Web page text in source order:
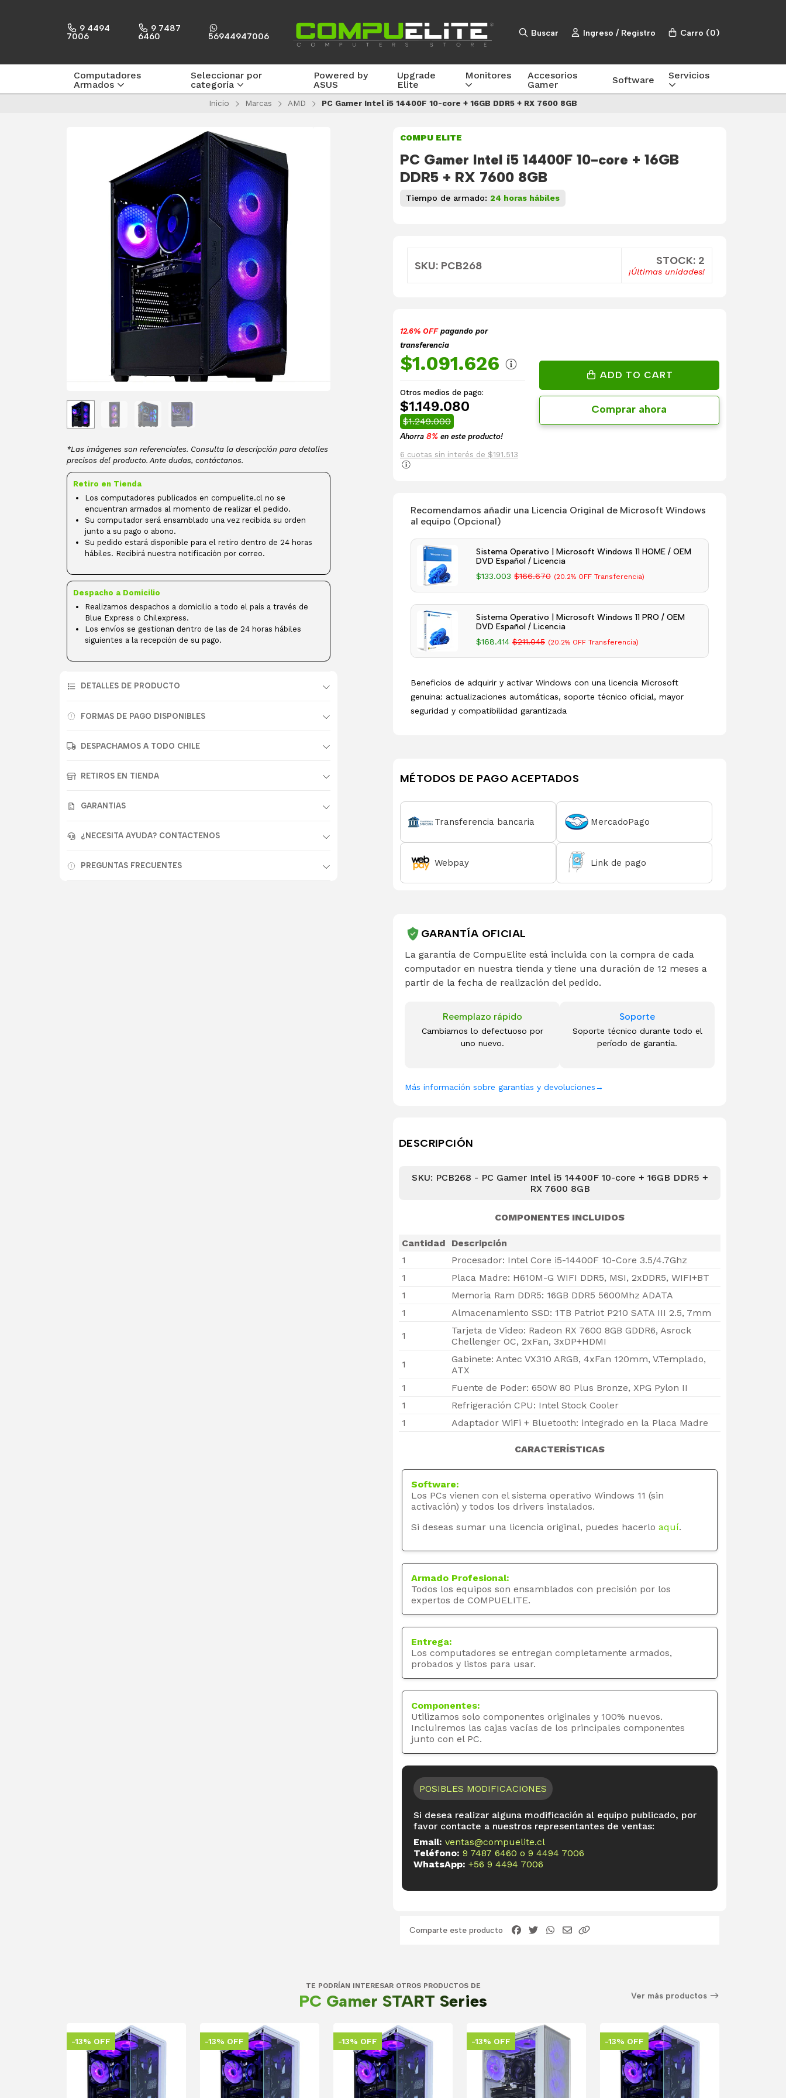
9 4494
7006
9 7487
6460 56944947006 Buscar Ingreso / Registro Carro (0)
Computadores
Armados
Seleccionar por
categoría
Powered by
ASUS
Upgrade
Elite
Monitores
Accesorios
Gamer
Software Servicios
Inicio Marcas AMD PC Gamer Intel i5 14400F 10-core + 16GB DDR5 + RX 7600 8GB
*Las imágenes son referenciales. Consulta la descripción para detalles
precisos del producto. Ante dudas, contáctanos.
Retiro en Tienda
Los computadores publicados en compuelite.cl no se
encuentran armados al momento de realizar el pedido.
Su computador será ensamblado una vez recibida su orden
junto a su pago o abono.
Su pedido estará disponible para el retiro dentro de 24 horas
hábiles. Recibirá nuestra notificación por correo.
Despacho a Domicilio
Realizamos despachos a domicilio a todo el país a través de
Blue Express o Chilexpress.
Los envíos se gestionan dentro de las de 24 horas hábiles
siguientes a la recepción de su pago.
DETALLES DE PRODUCTO
FORMAS DE PAGO DISPONIBLES
DESPACHAMOS A TODO CHILE
RETIROS EN TIENDA
GARANTIAS
¿NECESITA AYUDA? CONTACTENOS
PREGUNTAS FRECUENTES
COMPU ELITE
PC Gamer Intel i5 14400F 10-core + 16GB
DDR5 + RX 7600 8GB
Tiempo de armado: 24 horas hábiles
SKU: PCB268 STOCK: 2
¡Últimas unidades!
12.6% OFFpagando por
transferencia
$1.091.626
Otros medios de pago:
$1.149.080
$1.249.000
Ahorra 8% en este producto!
6 cuotas sin interés de $191.513
ADD TO CART
Comprar ahora
Recomendamos añadir una Licencia Original de Microsoft Windows
al equipo (Opcional)
Sistema Operativo | Microsoft Windows 11 HOME / OEM
DVD Español / Licencia
$133.003 $166.670 (20.2% OFF Transferencia)
Sistema Operativo | Microsoft Windows 11 PRO / OEM
DVD Español / Licencia
$168.414 $211.045 (20.2% OFF Transferencia)
Beneficios de adquirir y activar Windows con una licencia Microsoft
genuina: actualizaciones automáticas, soporte técnico oficial, mayor
seguridad y compatibilidad garantizada
MÉTODOS DE PAGO ACEPTADOS
Transferencia bancaria MercadoPago
Webpay Link de pago
GARANTÍA OFICIAL
La garantía de CompuElite está incluida con la compra de cada
computador en nuestra tienda y tiene una duración de 12 meses a
partir de la fecha de realización del pedido.
Reemplazo rápido
Cambiamos lo defectuoso por
uno nuevo.
Soporte
Soporte técnico durante todo el
período de garantía.
Más información sobre garantías y devoluciones→
DESCRIPCIÓN
SKU: PCB268 - PC Gamer Intel i5 14400F 10-core + 16GB DDR5 +
RX 7600 8GB
COMPONENTES INCLUIDOS
Cantidad
Descripción
1
Procesador: Intel Core i5-14400F 10-Core 3.5/4.7Ghz
1
Placa Madre: H610M-G WIFI DDR5, MSI, 2xDDR5, WIFI+BT
1
Memoria Ram DDR5: 16GB DDR5 5600Mhz ADATA
1
Almacenamiento SSD: 1TB Patriot P210 SATA III 2.5, 7mm
1
Tarjeta de Video: Radeon RX 7600 8GB GDDR6, Asrock
Chellenger OC, 2xFan, 3xDP+HDMI
1
Gabinete: Antec VX310 ARGB, 4xFan 120mm, V.Templado,
ATX
1
Fuente de Poder: 650W 80 Plus Bronze, XPG Pylon II
1
Refrigeración CPU: Intel Stock Cooler
1
Adaptador WiFi + Bluetooth: integrado en la Placa Madre
CARACTERÍSTICAS
Software:
Los PCs vienen con el sistema operativo Windows 11 (sin
activación) y todos los drivers instalados.
Si deseas sumar una licencia original, puedes hacerlo aquí.
Armado Profesional:
Todos los equipos son ensamblados con precisión por los
expertos de COMPUELITE.
Entrega:
Los computadores se entregan completamente armados,
probados y listos para usar.
Componentes:
Utilizamos solo componentes originales y 100% nuevos.
Incluiremos las cajas vacías de los principales componentes
junto con el PC.
POSIBLES MODIFICACIONES
Si desea realizar alguna modificación al equipo publicado, por
favor contacte a nuestros representantes de ventas:
Email: ventas@compuelite.cl
Teléfono: 9 7487 6460 o 9 4494 7006
WhatsApp: +56 9 4494 7006
Comparte este producto
TE PODRÍAN INTERESAR OTROS PRODUCTOS DE
PC Gamer START Series Ver más productos
-13% OFF -13% OFF -13% OFF -13% OFF -13% OFF